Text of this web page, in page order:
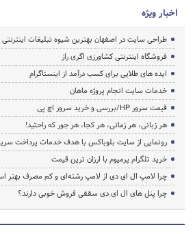
اخبار ویژه
طراحی سایت در اصفهان بهترین شیوه تبلیغات
فروشگاه اینترنتی کشاورزی اگری راز
ایده های طلایی برای کسب درآمد از اینستاگرام
خدمات سایت انجام پروژه ماهان
قیمت سرور HP/بررسی و خرید سرور اچ پی
هر زبانی، هر زمانی، هر کجا، هر جور که راحتید!
رونمایی از سایت بلوباکس با هدف خدمات پرداخت
خرید تلگرام پرمیوم با ارزان ترین قیمت
چرا لامپ ال ای دی از لامپ رشته‌ای و کم مصرف بهتر
چرا پنل های ال ای دی سقفی فروش خوبی دارند؟